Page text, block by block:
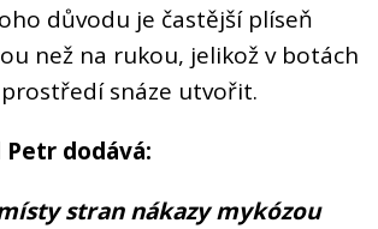
důvodu je častější plíseň
než na rukou, jelikož v botách
snáze utvořit.
Petr dodává:
stran nákazy mykózou